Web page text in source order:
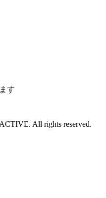
す
All rights reserved.